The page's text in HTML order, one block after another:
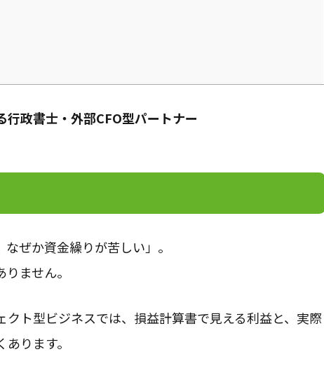
政書士・外部CFO型パートナー
ぜか資金繰りが苦しい」。
ません。
ト型ビジネスでは、損益計算書で見える利益と、実際
ります。